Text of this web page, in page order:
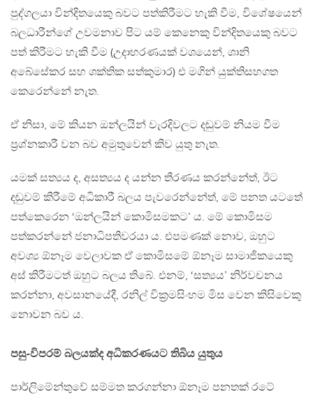
පුද්ගලයා වින්දිතයෙකු බවට පත්කිරීමට හැකි වීම, විශේෂයෙන්
බලධාරීන්ගේ උවමනාව පිට යම් කෙනෙකු වින්දිතයෙකු බවට
පත් කිරීමට හැකි වීම (උදාහරණයක් වශයෙන්, ශානි
අබේසේකර සහ ශක්තික සත්කුමාර) එ මගින් යුක්තිසහගත
කෙරෙන්නේ නැත.
ඒ නිසා, මේ කියන ඔන්ලයින් වැරදිවලට දඬුවම් නියම වීම
ප්‍රශ්නකාරී වන බව අමුතුවෙන් කිව යුතු නැත.
යමක් සත්‍යය ද, අසත්‍යය ද යන්න තීරණය කරන්නේත්, ඊට
දඬුවම් කිරීමේ අධිකාරී බලය පැවරෙන්නේත්, මේ පනත යටතේ
පත්කෙරෙන ‘ඔන්ලයින් කොමිසමකට’ ය. මේ කොමිසම
පත්කරන්නේ ජනාධිපතිවරයා ය. එපමණක් නොව, ඔහුට
අවශ්‍ය ඕනෑම වෙලාවක ඒ කොමිසමේ ඕනෑම සාමාජිකයෙකු
අස් කිරීමටත් ඔහුට බලය තිබේ. එනම්, ‘සත්‍යය’ නිර්වචනය
කරන්නා, අවසානයේදී, රනිල් වික්‍රමසිංහම මිස වෙන කිසිවෙකු
නොවන බව ය.
පසු-විපරම් බලයක්ද අධිකරණයට තිබිය යුතුය
පාර්ලිමේන්තුවේ සම්මත කරගන්නා ඕනෑම පනතක් රටේ